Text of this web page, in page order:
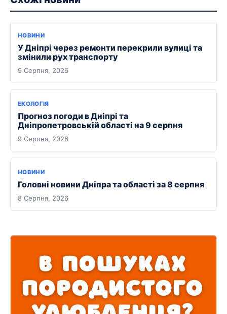
НОВИНИ
У Дніпрі через ремонти перекрили вулиці та
змінили рух транспорту
9 Серпня, 2026
ЕКОЛОГІЯ
Прогноз погоди в Дніпрі та
Дніпропетровській області на 9 серпня
9 Серпня, 2026
НОВИНИ
Головні новини Дніпра та області за 8 серпня
8 Серпня, 2026